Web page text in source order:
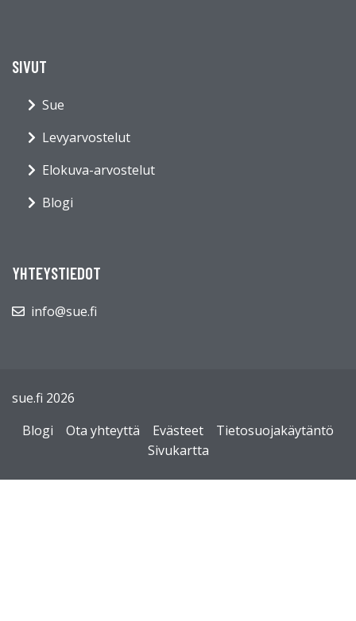
SIVUT
Sue
Levyarvostelut
Elokuva-arvostelut
Blogi
YHTEYSTIEDOT
info@sue.fi
sue.fi 2026
Blogi
Ota yhteyttä Evästeet
Tietosuojakäytäntö
Sivukartta